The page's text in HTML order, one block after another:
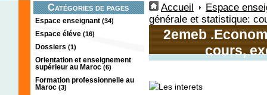
Catégories de pages
Espace enseignant (34)
Espace éléve (16)
Dossiers (1)
Orientation et enseignement
supérieur au Maroc (6)
Formation professionnelle au
Maroc (3)
Accueil
Espace
générale et statistique:
2emeb
cours,